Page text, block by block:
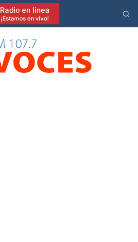
Radio en línea
¡Estamos en vivo!